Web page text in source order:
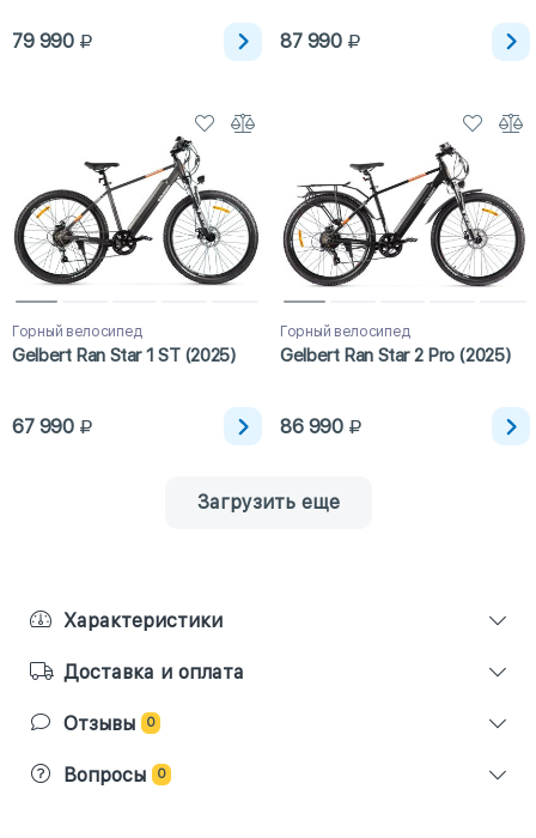
79 990 87 990
Горный велосипед
Gelbert Ran Star 1 ST (2025)
67 990
Горный велосипед
Gelbert Ran Star 2 Pro (2025)
86 990
Загрузить еще
Характеристики
Доставка и оплата
Отзывы 0
Вопросы 0